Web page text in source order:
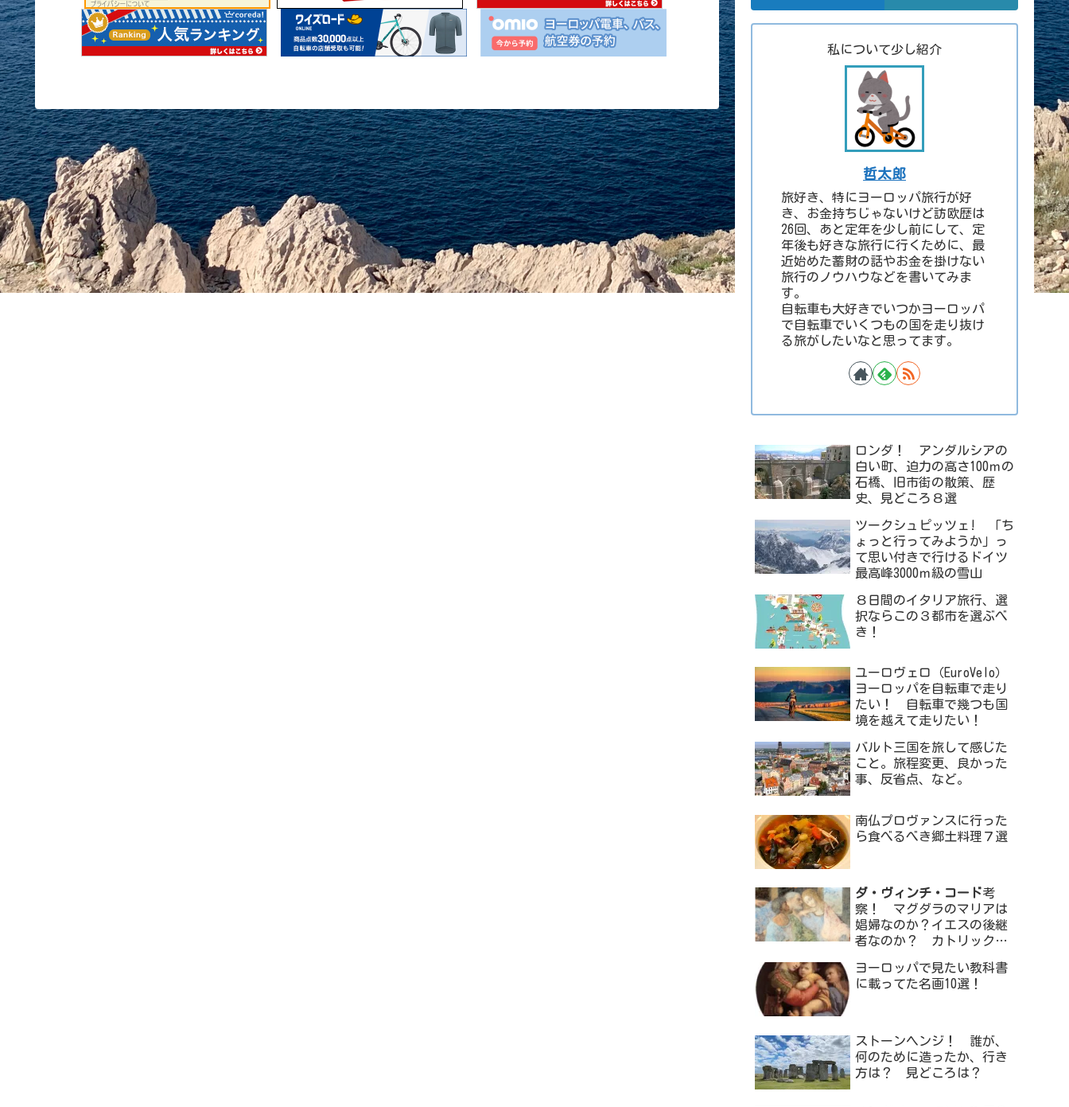
私について少し紹介
哲太郎
旅好き、特にヨーロッパ旅行が好
き、お金持ちじゃないけど訪欧歴は
26回、あと定年を少し前にして、定
年後も好きな旅行に行くために、最
近始めた蓄財の話やお金を掛けない
旅行のノウハウなどを書いてみま
す。
自転車も大好きでいつかヨーロッパ
で自転車でいくつもの国を走り抜け
る旅がしたいなと思ってます。
ロンダ！ アンダルシアの
白い町、迫力の高さ100ｍの
石橋、旧市街の散策、歴
史、見どころ８選
ツークシュピッツェ! 「ち
ょっと行ってみようか」っ
て思い付きで行けるドイツ
最高峰3000ｍ級の雪山
８日間のイタリア旅行、選
択ならこの３都市を選ぶべ
き！
ユーロヴェロ（EuroVelo）
ヨーロッパを自転車で走り
たい！ 自転車で幾つも国
境を越えて走りたい！
バルト三国を旅して感じた
こと。旅程変更、良かった
事、反省点、など。
南仏プロヴァンスに行った
ら食べるべき郷土料理７選
ダ・ヴィンチ・コード考
察！ マグダラのマリアは
娼婦なのか？イエスの後継
者なのか？ カトリック教
ヨーロッパで見たい教科書
に載ってた名画10選！
ストーンヘンジ！ 誰が、
何のために造ったか、行き
方は？ 見どころは？